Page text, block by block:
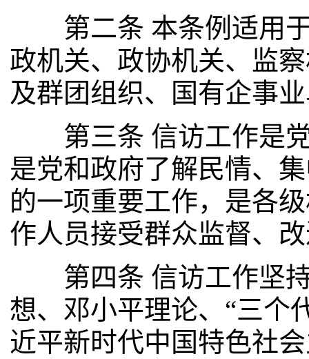
第二条 本条例适用于
政机关、政协机关、监
及群团组织、国有企事
第三条 信访工作是党
是党和政府了解民情、
的一项重要工作，是各
作人员接受群众监督、
第四条 信访工作坚持
想、邓小平理论、“三个
近平新时代中国特色社